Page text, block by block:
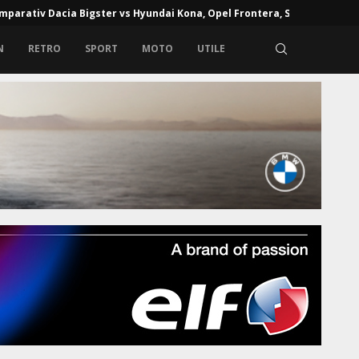
Dacia Bigster vs Hyundai Kona, Opel Frontera, Skoda...
de alcoolemie în Europa: unde alcoolul la volan poate...
RETRO SPORT MOTO UTILE